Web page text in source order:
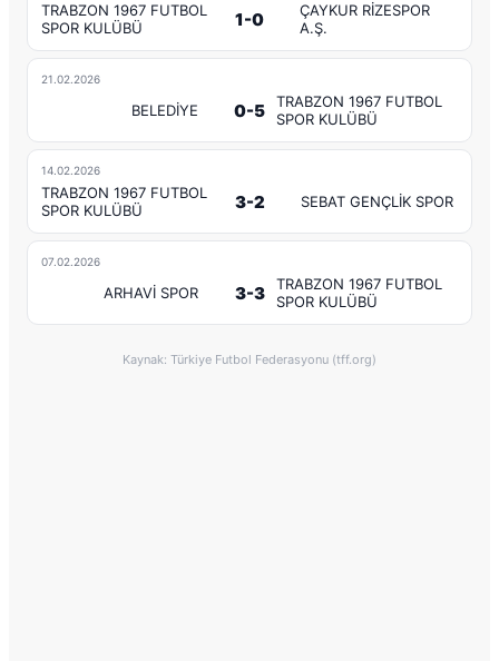
TRABZON 1967 FUTBOL
SPOR KULÜBÜ
1-0
ÇAYKUR RİZESPOR
A.Ş.
21.02.2026
BELEDİYE 0-5
TRABZON 1967 FUTBOL
SPOR KULÜBÜ
14.02.2026
TRABZON 1967 FUTBOL
SPOR KULÜBÜ
3-2 SEBAT GENÇLİK SPOR
07.02.2026
ARHAVİ SPOR 3-3
TRABZON 1967 FUTBOL
SPOR KULÜBÜ
Kaynak: Türkiye Futbol Federasyonu (tff.org)